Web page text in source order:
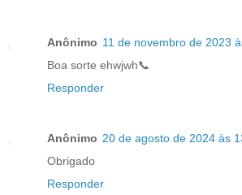
Anônimo 11 de novembro de 2023
Boa sorte ehwjwh📞
Responder
Anônimo 20 de agosto de 2024 às
Obrigado
Responder